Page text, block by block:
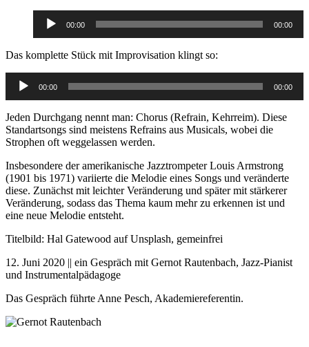
Audio-
Player
00:00 00:00
Das komplette Stück mit Improvisation klingt so:
Audio-
Player
00:00 00:00
Jeden Durchgang nennt man: Chorus (Refrain, Kehrreim). Diese
Standartsongs sind meistens Refrains aus Musicals, wobei die
Strophen oft weggelassen werden.
Insbesondere der amerikanische Jazztrompeter Louis Armstrong
(1901 bis 1971) variierte die Melodie eines Songs und veränderte
diese. Zunächst mit leichter Veränderung und später mit stärkerer
Veränderung, sodass das Thema kaum mehr zu erkennen ist und
eine neue Melodie entsteht.
Titelbild: Hal Gatewood auf Unsplash, gemeinfrei
12. Juni 2020 || ein Gespräch mit Gernot Rautenbach, Jazz-Pianist
und Instrumentalpädagoge
Das Gespräch führte Anne Pesch, Akademiereferentin.